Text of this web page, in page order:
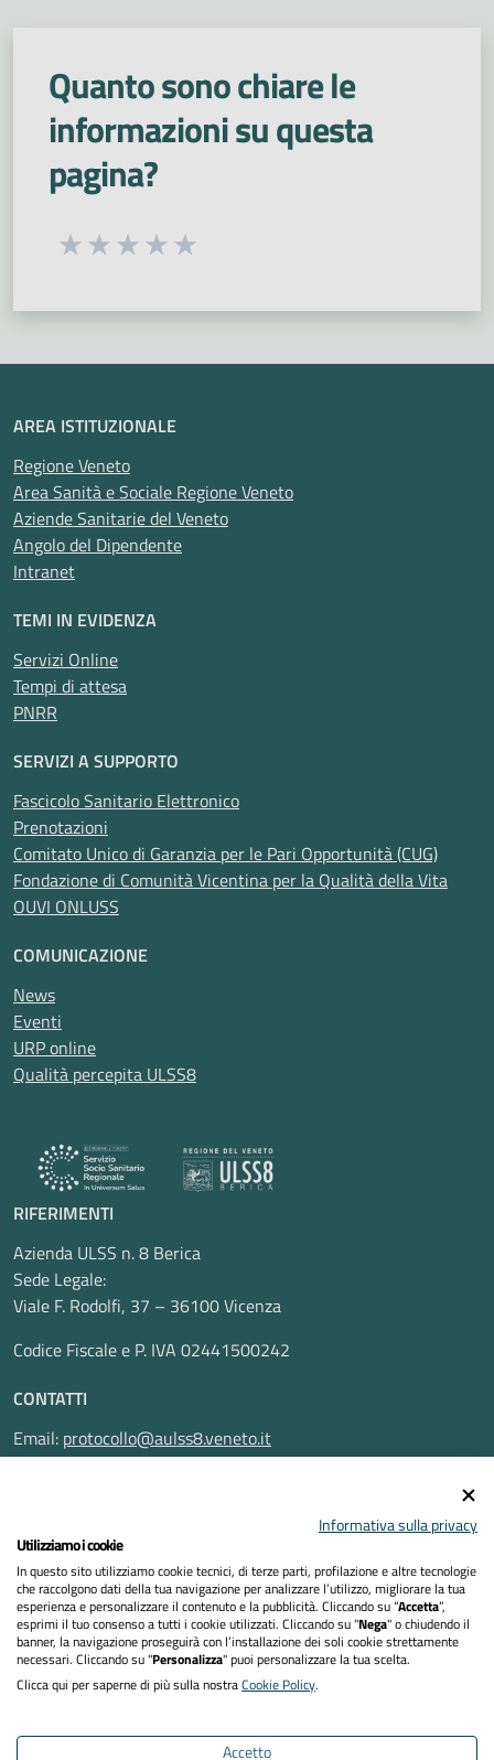
Quanto sono chiare le
informazioni su questa
pagina?
Seleziona una valutazione da 1 a 5 stelle
AREA ISTITUZIONALE
Regione Veneto
Area Sanità e Sociale Regione Veneto
Aziende Sanitarie del Veneto
Angolo del Dipendente
Intranet
TEMI IN EVIDENZA
Servizi Online
Tempi di attesa
PNRR
SERVIZI A SUPPORTO
Fascicolo Sanitario Elettronico
Prenotazioni
Comitato Unico di Garanzia per le Pari Opportunità (CUG)
Fondazione di Comunità Vicentina per la Qualità della Vita
OUVI ONLUSS
COMUNICAZIONE
News
Eventi
URP online
Qualità percepita ULSS8
RIFERIMENTI
Azienda ULSS n. 8 Berica
Sede Legale:
Viale F. Rodolfi, 37 – 36100 Vicenza
Codice Fiscale e P. IVA 02441500242
CONTATTI
Email: protocollo@aulss8.veneto.it
Pec:protocollo.aulss8@pecveneto.it
Privacy Policy
Dichiarazione di accessibilità
Informativa sulla privacy
Utilizziamo i cookie
In questo sito utilizziamo cookie tecnici, di terze parti, profilazione e altre tecnologie
che raccolgono dati della tua navigazione per analizzare l’utilizzo, migliorare la tua
esperienza e personalizzare il contenuto e la pubblicità. Cliccando su “Accetta”,
esprimi il tuo consenso a tutti i cookie utilizzati. Cliccando su "Nega" o chiudendo il
banner, la navigazione proseguirà con l’installazione dei soli cookie strettamente
necessari. Cliccando su "Personalizza" puoi personalizzare la tua scelta.
Clicca qui per saperne di più sulla nostraCookie Policy.
Accetto